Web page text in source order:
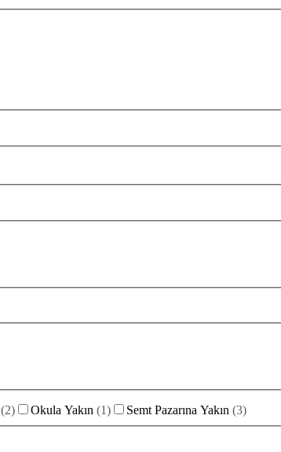
(2) Okula Yakın (1) Semt Pazarına Yakın (3)